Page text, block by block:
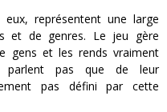
représentent une large
et de genres. Le jeu gère
gens et les rends vraiment
parlent pas que de leur
pas défini par cette